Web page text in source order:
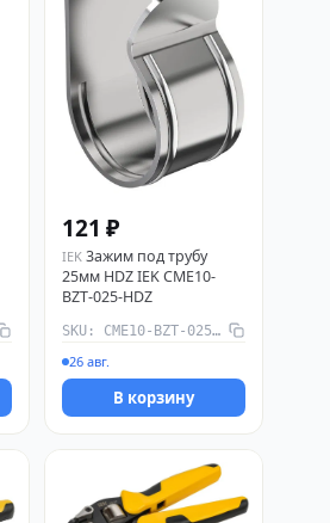
121 ₽
IEK 3ажим под трубу
25мм HDZ IEK CME10-
BZT-025-HDZ
SKU: CME10-BZT-025-HDZ
26 авг.
В корзину